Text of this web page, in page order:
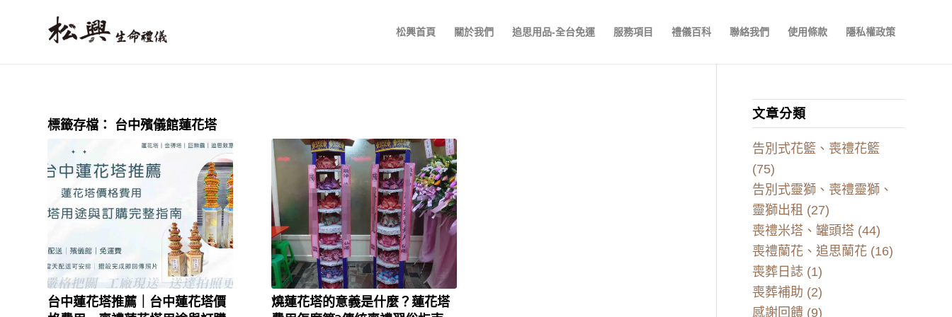
松興首頁 關於我們 追思用品-全台免運 服務項目 禮儀百科 聯絡我們 使用條款 隱私權政策
標籤存檔： 台中殯儀館蓮花塔
台中蓮花塔推薦｜台中蓮花塔價
燒蓮花塔的意義是什麼？蓮花塔
文章分類
告別式花籃、喪禮花籃
(75)
告別式靈獅、喪禮靈獅、
靈獅出租 (27)
喪禮米塔、罐頭塔 (44)
喪禮蘭花、追思蘭花(16)
喪葬日誌 (1)
喪葬補助 (2)
感謝回饋(9)